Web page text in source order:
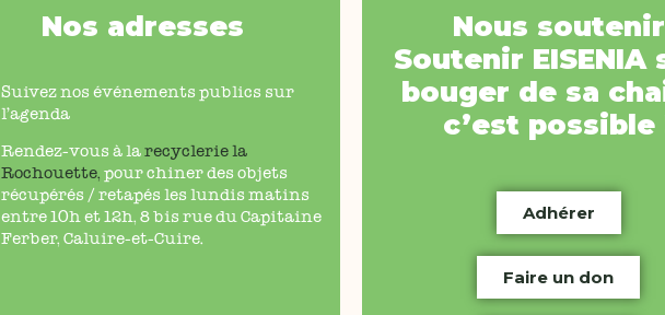
Nos adresses
Suivez nos événements publics sur
l’agenda
Rendez-vous à larecyclerie la
Rochouette, pour chiner des objets
récupérés / retapés les lundis matins
entre 10h et 12h, 8 bis rue du Capitaine
Ferber, Caluire-et-Cuire.
Nous soutenir
Soutenir EISENIA
bouger de sa
c’est possible
Adhérer
Faire un don